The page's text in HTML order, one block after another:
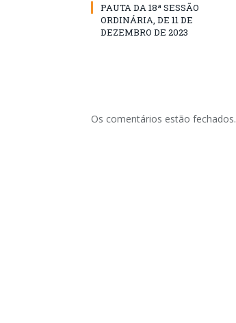
PAUTA DA 18ª SESSÃO
ORDINÁRIA, DE 11 DE
DEZEMBRO DE 2023
Os comentários estão fechados.